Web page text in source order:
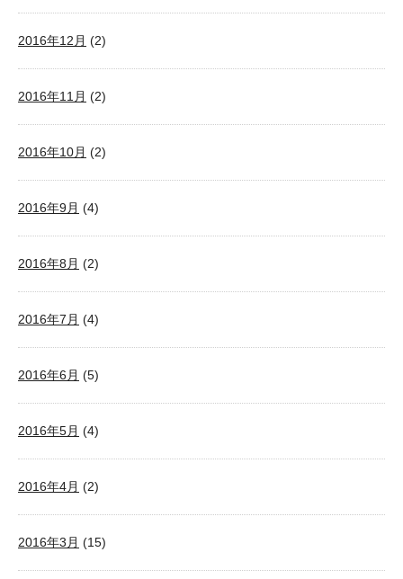
2016年12月 (2)
2016年11月 (2)
2016年10月 (2)
2016年9月 (4)
2016年8月 (2)
2016年7月 (4)
2016年6月 (5)
2016年5月 (4)
2016年4月 (2)
2016年3月 (15)